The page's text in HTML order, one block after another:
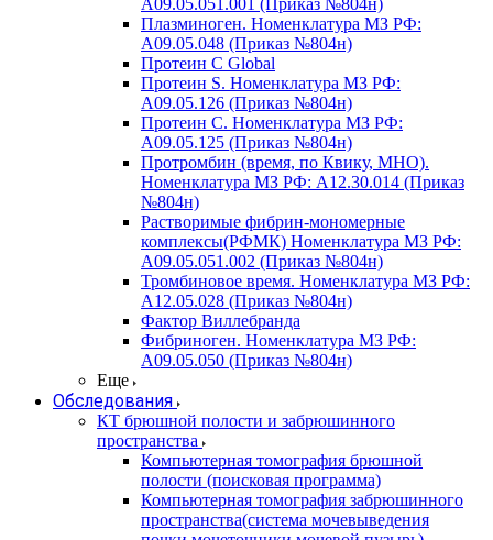
A09.05.051.001 (Приказ №804н)
Плазминоген. Номенклатура МЗ РФ:
A09.05.048 (Приказ №804н)
Протеин C Global
Протеин S. Номенклатура МЗ РФ:
A09.05.126 (Приказ №804н)
Протеин С. Номенклатура МЗ РФ:
A09.05.125 (Приказ №804н)
Протромбин (время, по Квику, МНО).
Номенклатура МЗ РФ: A12.30.014 (Приказ
№804н)
Растворимые фибрин-мономерные
комплексы(РФМК) Номенклатура МЗ РФ:
A09.05.051.002 (Приказ №804н)
Тромбиновое время. Номенклатура МЗ РФ:
A12.05.028 (Приказ №804н)
Фактор Виллебранда
Фибриноген. Номенклатура МЗ РФ:
A09.05.050 (Приказ №804н)
Еще
Обследования
КТ брюшной полости и забрюшинного
пространства
Компьютерная томография брюшной
полости (поисковая программа)
Компьютерная томография забрюшинного
пространства(система мочевыведения